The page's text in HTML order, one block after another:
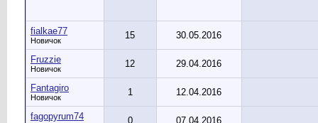
fialkae77
Новичок 15 30.05.2016
Fruzzie
Новичок 12 29.04.2016
Fantagiro
Новичок 1 12.04.2016
fagopyrum74 0 07.04.2016